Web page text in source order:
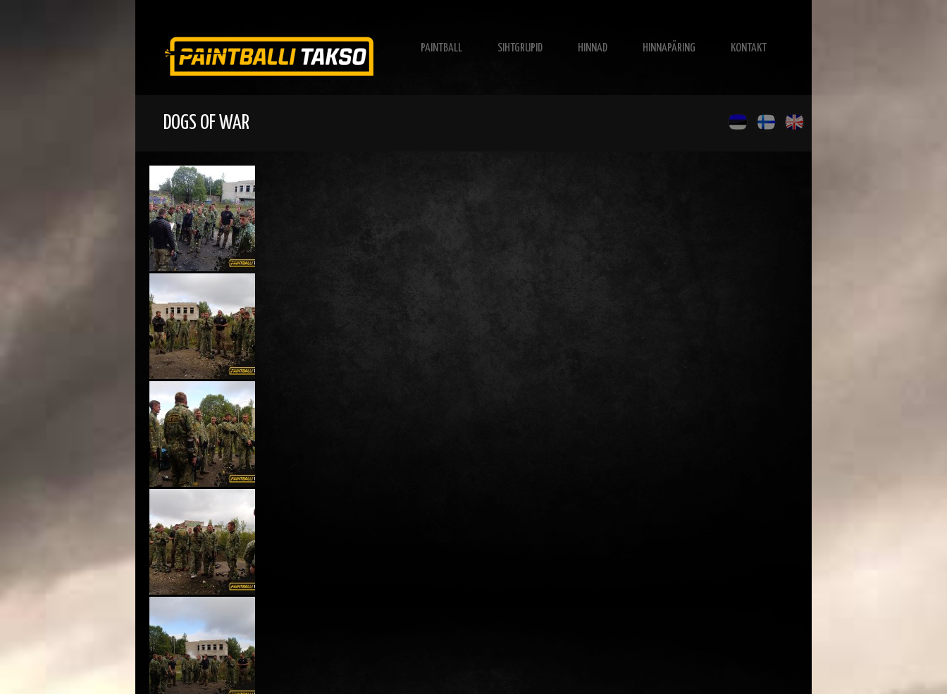
PAINTBALL SIHTGRUPID HINNAD HINNAPÄRING KONTAKT
DOGS OF WAR